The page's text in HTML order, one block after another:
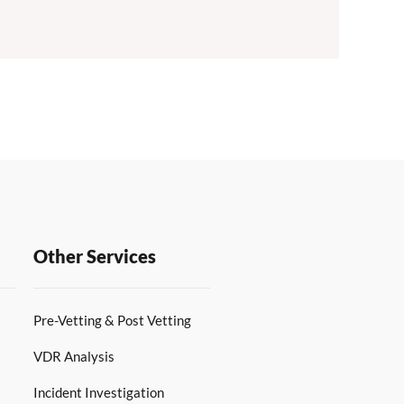
Other Services
Pre-Vetting & Post Vetting
VDR Analysis
Incident Investigation